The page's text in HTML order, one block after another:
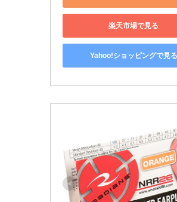
楽天市場で見る
Yahoo!ショッピングで見る